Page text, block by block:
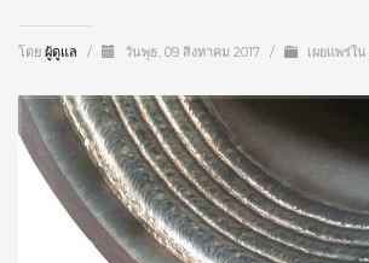
โดย ผู้ดูแล / วันพุธ, 09 สิงหาคม 2017 / เผยแพร่ใน